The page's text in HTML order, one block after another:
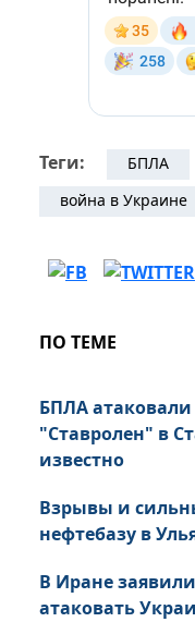
Теги: БПЛА
война в Украине
ПО ТЕМЕ
БПЛА
"Ставролен" в
известно
Взрывы и
нефтебазу в
В Иране
атаковать